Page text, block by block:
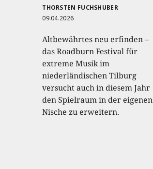
THORSTEN FUCHSHUBER
09.04.2026
Altbewährtes neu erfinden –
das Roadburn Festival für
extreme Musik im
niederländischen Tilburg
versucht auch in diesem Jahr
den Spielraum in der eigenen
Nische zu erweitern.